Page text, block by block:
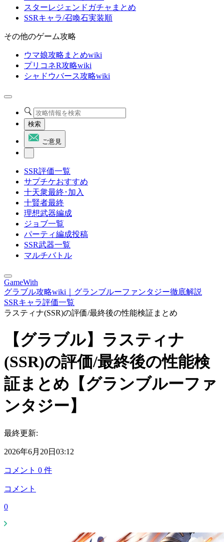
スターレジェンドガチャまとめ
SSRキャラ/召喚石実装順
その他のゲーム攻略
ウマ娘攻略まとめwiki
プリコネR攻略wiki
シャドウバース攻略wiki
検索
ご意見
SSR評価一覧
サプチケおすすめ
十天衆最終･加入
十賢者最終
理想武器編成
ジョブ一覧
パーティ編成投稿
SSR武器一覧
マルチバトル
GameWith
グラブル攻略wiki｜グランブルーファンタジー徹底解説
SSRキャラ評価一覧
ラスティナ(SSR)の評価/最終後の性能検証まとめ
【グラブル】ラスティナ
(SSR)の評価/最終後の性能検
証まとめ【グランブルーファ
ンタジー】
最終更新:
2026年6月20日03:12
コメント 0 件
コメント
0